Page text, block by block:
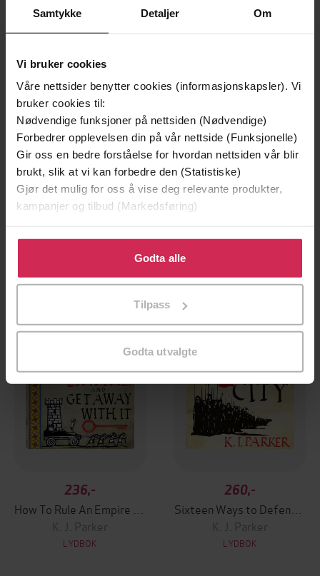
Samtykke Detaljer Om
Vi bruker cookies
Våre nettsider benytter cookies (informasjonskapsler). Vi
bruker cookies til:
Nødvendige funksjoner på nettsiden (Nødvendige)
Forbedrer opplevelsen din på vår nettside (Funksjonelle)
Gir oss en bedre forståelse for hvordan nettsiden vår blir
brukt, slik at vi kan forbedre den (Statistiske)
Gjør det mulig for oss å vise deg relevante produkter,
kampanjer og tilbud (Markedsføring)
Klikk på «Godta alle» for å gi oss ditt samtykke til å
bruke cookies for alle disse formålene. Du kan også
tilpasse ditt samtykke til spesifikke formål ved å klikke
Godta alle
Tilpass
Godta utvalgte
296,-
Saevus Corax Captures the Castle
K. J. Parker
LYDBOK
296,-
K. J. Parker
236,-
K. J. Parker
LYDBOK
260,-
K. J. Parker
LYDBOK